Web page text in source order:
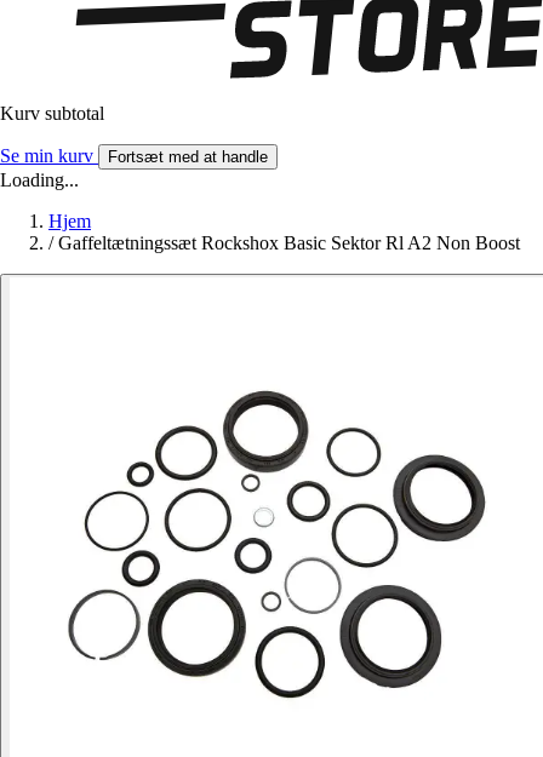
Kurv subtotal
Se min kurv Fortsæt med at handle
Loading...
Hjem
/ Gaffeltætningssæt Rockshox Basic Sektor Rl A2 Non Boost